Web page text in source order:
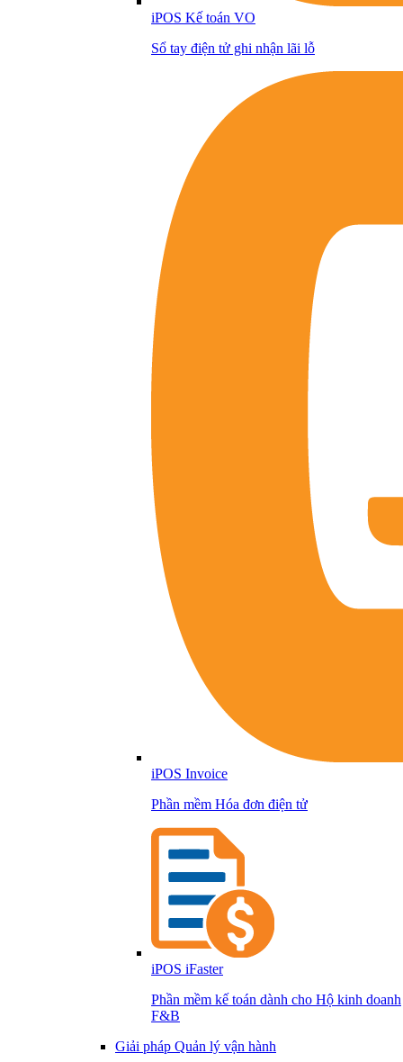
iPOS Kế toán VO
Sổ tay điện tử ghi nhận lãi lỗ
iPOS Invoice
Phần mềm Hóa đơn điện tử
iPOS iFaster
Phần mềm kế toán dành cho Hộ kinh doanh
F&B
Giải pháp Quản lý vận hành